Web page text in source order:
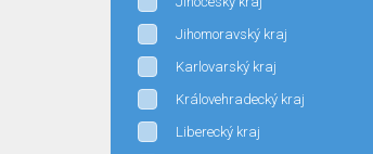
Jihomoravský kraj
Karlovarský kraj
Královehradecký kraj
Liberecký kraj